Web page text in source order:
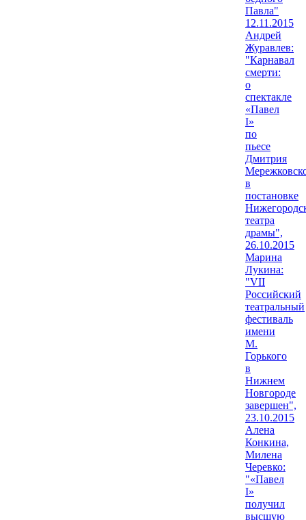
Павла"
12.11.2015
Андрей
Журавлев:
"Карнавал
смерти:
о
спектакле
«Павел
I»
по
пьесе
Дмитрия
в
постановке
театра
драмы",
26.10.2015
Марина
Лукина:
"VII
Российский
театральный
фестиваль
имени
М.
Горького
в
Нижнем
Новгороде
завершен",
23.10.2015
Алена
Конкина,
Милена
Черевко:
"«Павел
I»
получил
высшую